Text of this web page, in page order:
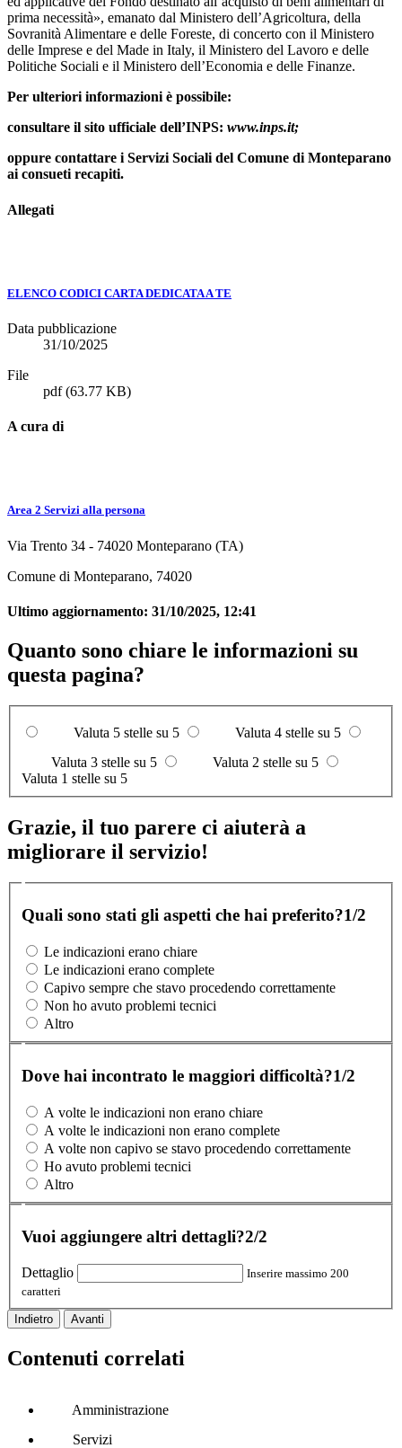
prima necessità», emanato dal Ministero dell’Agricoltura, della
Sovranità Alimentare e delle Foreste, di concerto con il Ministero
delle Imprese e del Made in Italy, il Ministero del Lavoro e delle
Politiche Sociali e il Ministero dell’Economia e delle Finanze.
Per ulteriori informazioni è possibile:
consultare il sito ufficiale dell’INPS: www.inps.it;
oppure contattare i Servizi Sociali del Comune di Monteparano
ai consueti recapiti.
Allegati
ELENCO CODICI CARTA DEDICATA A TE
Data pubblicazione
31/10/2025
File
pdf(63.77 KB)
A cura di
Area 2 Servizi alla persona
Via Trento 34 - 74020 Monteparano (TA)
Comune di Monteparano, 74020
Ultimo aggiornamento: 31/10/2025, 12:41
Quanto sono chiare le informazioni su
questa pagina?
Valuta 5 stelle su 5
Valuta 4 stelle su 5
Valuta 3 stelle su 5
Valuta 2 stelle su 5
Valuta 1 stelle su 5
Grazie, il tuo parere ci aiuterà a
migliorare il servizio!
Quali sono stati gli aspetti che hai preferito?1/2
Le indicazioni erano chiare
Le indicazioni erano complete
Capivo sempre che stavo procedendo correttamente
Non ho avuto problemi tecnici
Altro
Dove hai incontrato le maggiori difficoltà?1/2
A volte le indicazioni non erano chiare
A volte le indicazioni non erano complete
A volte non capivo se stavo procedendo correttamente
Ho avuto problemi tecnici
Altro
Vuoi aggiungere altri dettagli?2/2
Dettaglio
Inserire massimo 200
caratteri
Indietro Avanti
Contenuti correlati
Amministrazione
Servizi